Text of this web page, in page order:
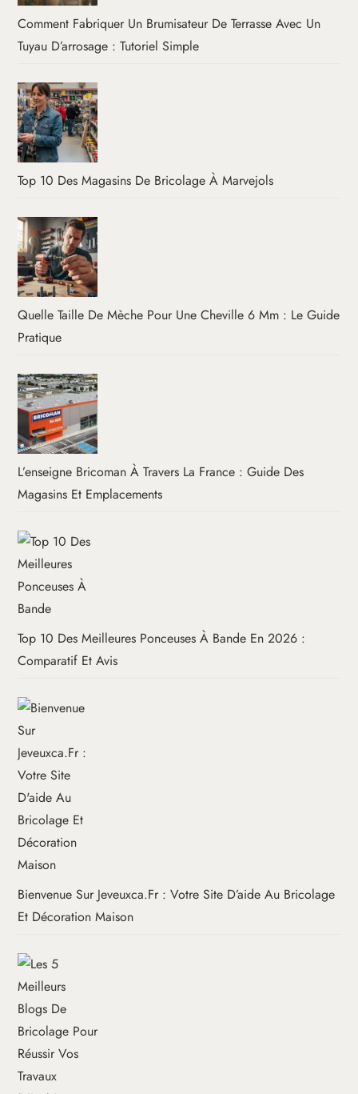
Comment Fabriquer Un Brumisateur De Terrasse Avec Un
Tuyau D’arrosage : Tutoriel Simple
Top 10 Des Magasins De Bricolage À Marvejols
Quelle Taille De Mèche Pour Une Cheville 6 Mm : Le Guide
Pratique
L’enseigne Bricoman À Travers La France : Guide Des
Magasins Et Emplacements
Top 10 Des Meilleures Ponceuses À Bande En 2026 :
Comparatif Et Avis
Bienvenue Sur Jeveuxca.fr : Votre Site D’aide Au Bricolage
Et Décoration Maison